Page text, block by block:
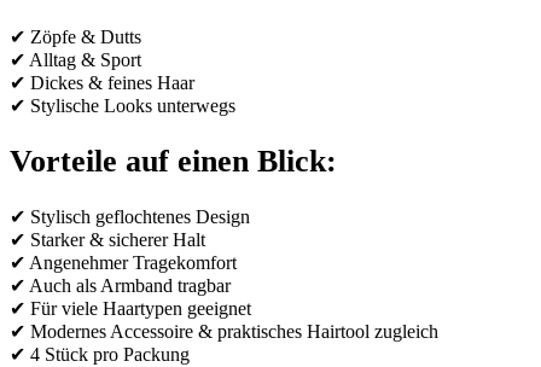
✔ Zöpfe & Dutts
✔ Alltag & Sport
✔ Dickes & feines Haar
✔ Stylische Looks unterwegs
Vorteile auf einen Blick:
✔ Stylisch geflochtenes Design
✔ Starker & sicherer Halt
✔ Angenehmer Tragekomfort
✔ Auch als Armband tragbar
✔ Für viele Haartypen geeignet
✔ Modernes Accessoire & praktisches Hairtool zugleich
✔ 4 Stück pro Packung